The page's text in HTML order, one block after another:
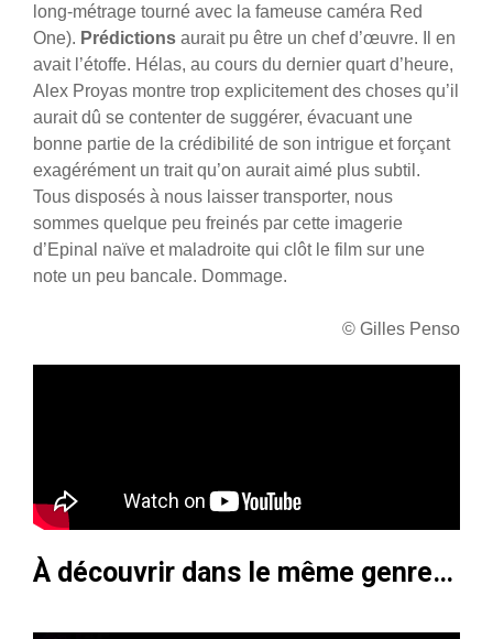
long-métrage tourné avec la fameuse caméra Red
One). Prédictions aurait pu être un chef d’œuvre. Il en
avait l’étoffe. Hélas, au cours du dernier quart d’heure,
Alex Proyas montre trop explicitement des choses qu’il
aurait dû se contenter de suggérer, évacuant une
bonne partie de la crédibilité de son intrigue et forçant
exagérément un trait qu’on aurait aimé plus subtil.
Tous disposés à nous laisser transporter, nous
sommes quelque peu freinés par cette imagerie
d’Epinal naïve et maladroite qui clôt le film sur une
note un peu bancale. Dommage.
© Gilles Penso
À découvrir dans le même genre…